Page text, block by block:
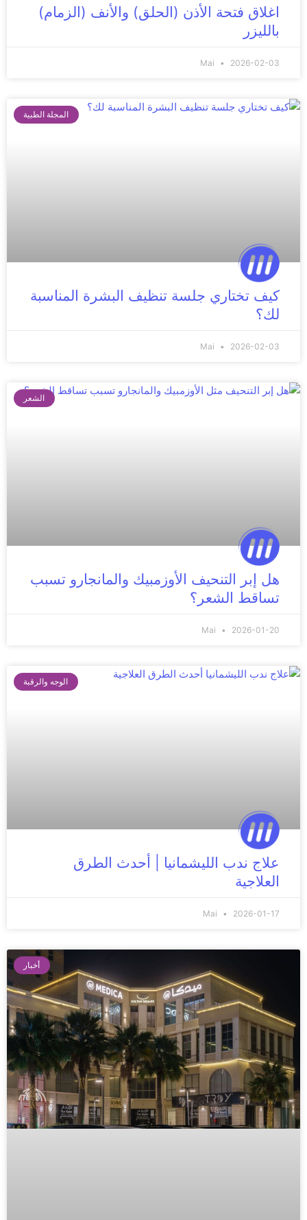
اغلاق فتحة الأذن (الحلق) والأنف (الزمام)
بالليزر
Mai 2026-02-03
المجلة الطبية
كيف تختاري جلسة تنظيف البشرة المناسبة
لك؟
Mai 2026-02-03
الشعر
هل إبر التنحيف الأوزمبيك والمانجارو تسبب
تساقط الشعر؟
Mai 2026-01-20
الوجه والرقبة
علاج ندب الليشمانيا | أحدث الطرق
العلاجية
Mai 2026-01-17
أخبار